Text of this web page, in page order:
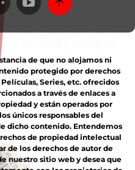
de que no alojamos ni
protegido por derechos
Series, etc. ofrecidos
a través de enlaces a
y están operados por
únicos responsables del
dicho contenido. Entendemos
de propiedad intelectual
de los derechos de autor de
nuestro sitio web y desea que